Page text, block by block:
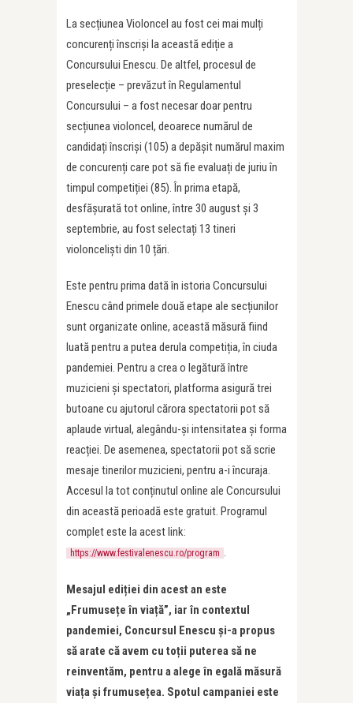
La secțiunea Violoncel au fost cei mai mulți
concurenți înscriși la această ediție a
Concursului Enescu. De altfel, procesul de
preselecție – prevăzut în Regulamentul
Concursului – a fost necesar doar pentru
secțiunea violoncel, deoarece numărul de
candidați înscriși (105) a depășit numărul maxim
de concurenți care pot să fie evaluați de juriu în
timpul competiției (85). În prima etapă,
desfășurată tot online, între 30 august și 3
septembrie, au fost selectați 13 tineri
violonceliști din 10 țări.
Este pentru prima dată în istoria Concursului
Enescu când primele două etape ale secțiunilor
sunt organizate online, această măsură fiind
luată pentru a putea derula competiția, în ciuda
pandemiei. Pentru a crea o legătură între
muzicieni și spectatori, platforma asigură trei
butoane cu ajutorul cărora spectatorii pot să
aplaude virtual, alegându-și intensitatea și forma
reacției. De asemenea, spectatorii pot să scrie
mesaje tinerilor muzicieni, pentru a-i încuraja.
Accesul la tot conținutul online ale Concursului
din această perioadă este gratuit. Programul
complet este la acest link:
https://www.festivalenescu.ro/program .
Mesajul ediției din acest an este
„Frumusețe în viață”, iar în contextul
pandemiei, Concursul Enescu și-a propus
să arate că avem cu toții puterea să ne
reinventăm, pentru a alege în egală măsură
viața și frumusețea. Spotul campaniei este